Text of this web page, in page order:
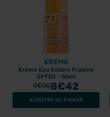
KREME
Krème Eau Solaire Fraîche
SPF50 - 50ml
9€908€42
AJOUTER AU PANIER